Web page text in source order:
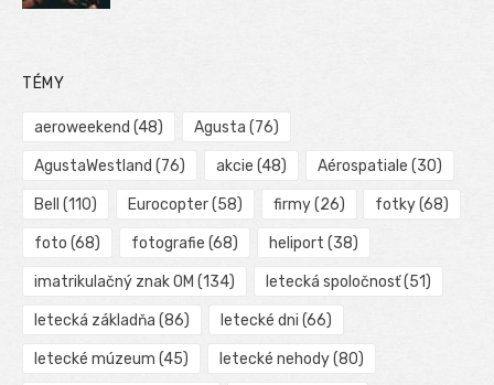
TÉMY
aeroweekend (48) Agusta (76)
AgustaWestland (76) akcie (48) Aérospatiale (30)
Bell (110) Eurocopter(58) firmy(26) fotky(68)
foto (68) fotografie (68) heliport (38)
imatrikulačný znak OM (134) letecká spoločnosť(51)
letecká základňa (86) letecké dni (66)
letecké múzeum (45) letecké nehody(80)